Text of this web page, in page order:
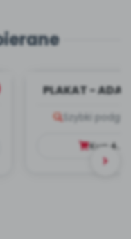
PLAKAT -
Szybki
Kup